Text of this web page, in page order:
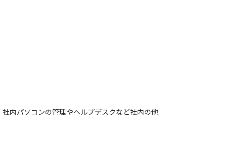
内パソコンの管理やヘルプデスクなど社内の他